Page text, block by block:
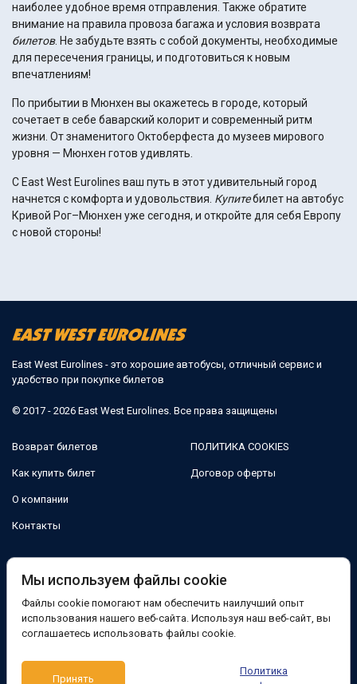
наиболее удобное время отправления. Также обратите
внимание на правила провоза багажа и условия возврата
билетов. Не забудьте взять с собой документы, необходимые
для пересечения границы, и подготовиться к новым
впечатлениям!
По прибытии в Мюнхен вы окажетесь в городе, который
сочетает в себе баварский колорит и современный ритм
жизни. От знаменитого Октоберфеста до музеев мирового
уровня — Мюнхен готов удивлять.
С East West Eurolines ваш путь в этот удивительный город
начнется с комфорта и удовольствия. Купитебилет на автобус
Кривой Рог–Мюнхен уже сегодня, и откройте для себя Европу
с новой стороны!
East West Eurolines - это хорошие автобусы, отличный сервис и
удобство при покупке билетов
© 2017 - 2026 East West Eurolines. Все права защищены
Возврат билетов
Как купить билет
О компании
Контакты
ПОЛИТИКА COOKIES
Договор оферты
Facebook
Поддержка:
Мы используем файлы cookie
Файлы cookie помогают нам обеспечить наилучший опыт
использования нашего веб-сайта. Используя наш веб-сайт, вы
соглашаетесь использовать файлы cookie.
Принять
Политика